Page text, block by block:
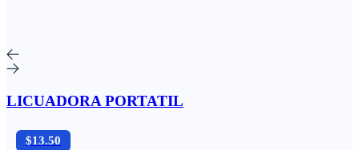
LICUADORA PORTATIL
$13.50